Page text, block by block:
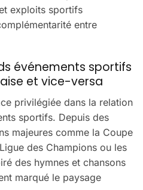
exploits sportifs
entre
événements sportifs
et vice-versa
privilégiée dans la relation
sportifs. Depuis des
majeures comme la Coupe
des Champions ou les
des hymnes et chansons
marqué le paysage